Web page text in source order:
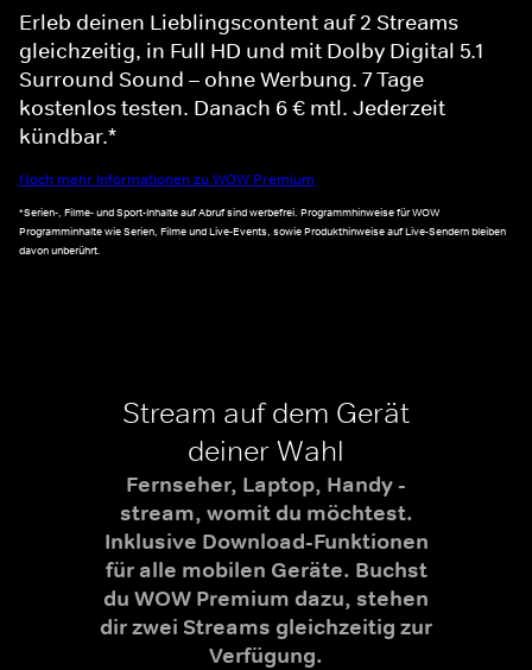
Erleb deinen Lieblingscontent auf 2 Streams
gleichzeitig, in Full HD und mit Dolby Digital 5.1
Surround Sound – ohne Werbung. 7 Tage
kostenlos testen. Danach 6 € mtl. Jederzeit
kündbar.*
Noch mehr Informationen zu WOW Premium
*Serien-, Filme- und Sport-Inhalte auf Abruf sind werbefrei. Programmhinweise für WOW
Programminhalte wie Serien, Filme und Live-Events, sowie Produkthinweise auf Live-Sendern bleiben
davon unberührt.
Stream auf dem Gerät
deiner Wahl
Fernseher, Laptop, Handy -
stream, womit du möchtest.
Inklusive Download-Funktionen
für alle mobilen Geräte. Buchst
du WOW Premium dazu, stehen
dir zwei Streams gleichzeitig zur
Verfügung.